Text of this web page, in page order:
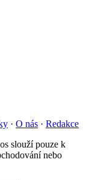
· O nás · Redakce
slouží pouze k
nebo